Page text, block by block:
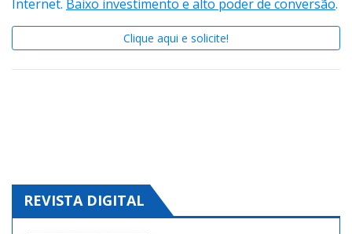
Baixo investimento e alto poder de conversão
Clique aqui e solicite!
REVISTA DIGITAL